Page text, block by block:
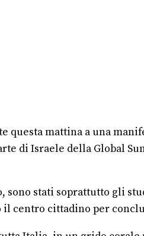
questa mattina a una
di Israele della Global
stati soprattutto gli
centro cittadino per